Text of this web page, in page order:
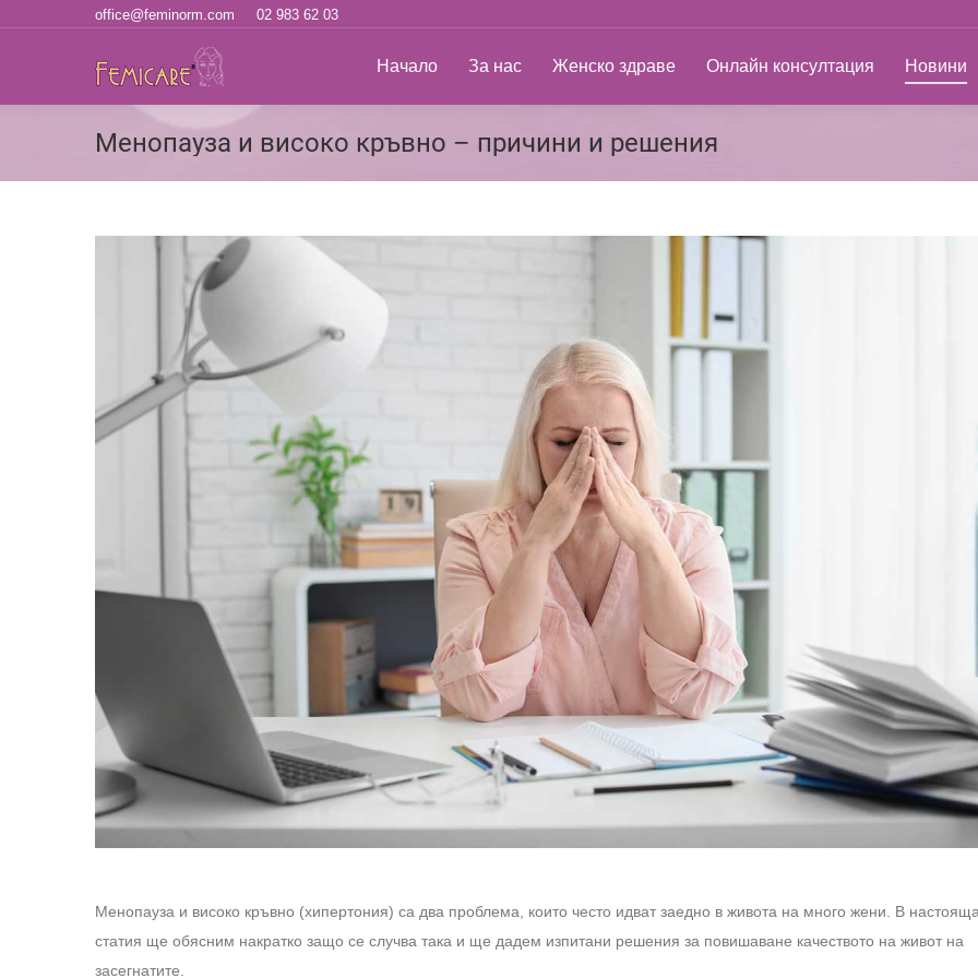
office@feminorm.com 02 983 62 03
Начало За нас Женско здраве Онлайн консултация Новини
Менопауза и високо кръвно – причини и решения
Менопауза и високо кръвно (хипертония) са два проблема, които често идват заедно в живота на много жени. В
статия ще обясним накратко защо се случва така и ще дадем изпитани решения за повишаване качеството на живот на
засегнатите.
Начало За нас Женско здраве Онлайн консултация Новини